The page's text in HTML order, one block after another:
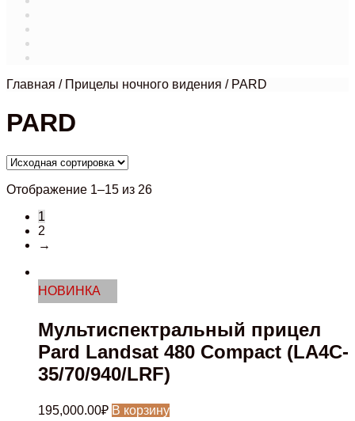
Главная / Прицелы ночного видения / PARD
PARD
Отображение 1–15 из 26
1
2
→
НОВИНКА
Мультиспектральный прицел
Pard Landsat 480 Compact (LA4C-
35/70/940/LRF)
195,000.00₽ В корзину